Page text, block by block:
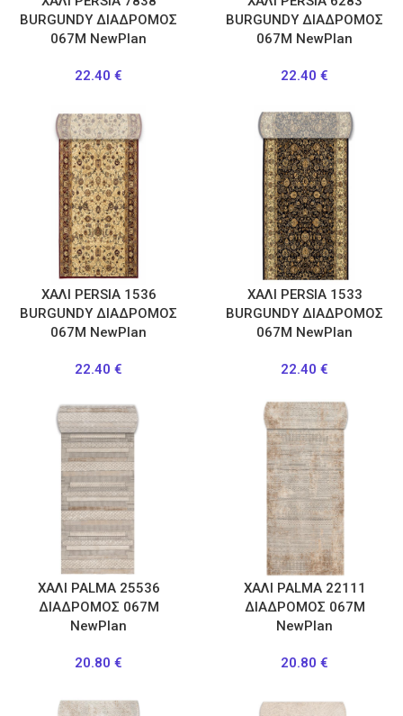
BURGUNDY ΔΙΑΔΡΟΜΟΣ
067M NewPlan
22.40 €
BURGUNDY ΔΙΑΔΡΟΜΟΣ
067M NewPlan
22.40 €
ΧΑΛΙ PERSIA 1536
BURGUNDY ΔΙΑΔΡΟΜΟΣ
067M NewPlan
22.40 €
ΧΑΛΙ PERSIA 1533
BURGUNDY ΔΙΑΔΡΟΜΟΣ
067M NewPlan
22.40 €
ΧΑΛΙ PALMA 25536
ΔΙΑΔΡΟΜΟΣ 067M
NewPlan
20.80 €
ΧΑΛΙ PALMA 22111
ΔΙΑΔΡΟΜΟΣ 067M
NewPlan
20.80 €